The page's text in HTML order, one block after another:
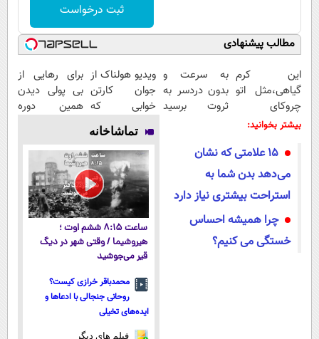
ثبت درخواست
مطالب پیشنهادی
این کرم
گیاهی،مثل اتو
چروکای
پوستتوصاف
به سرعت و
بدون دردسر به
ثروت برسید
پولسازی)
ویدیو هولناک از
جوان کارتن
خوابی که
میلیاردر شد.
آموزش رایگان
برای رهایی از
بی پولی دیدن
همین دوره
کن)
بیشتر بخوانید:
۱۵ علامتی که نشان
می‌دهد بدن شما به
استراحت بیشتری نیاز دارد
چرا همیشه احساس
خستگی می کنیم؟
تماشاخانه
ساعت ۸:۱۵ ششم اوت ؛
هیروشیما / وقتی شهر در دیگ
قیر می‌جوشید
محمدباقر خرازی کیست؟
روحانی جنجالی با ادعاها و
ایده‌های تخیلی
فیلم های دیگر